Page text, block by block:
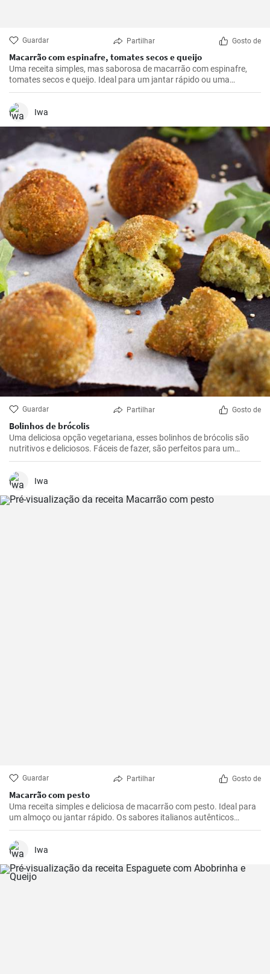
Guardar Partilhar Gosto de
Macarrão com espinafre, tomates secos e queijo
Uma receita simples, mas saborosa de macarrão com espinafre,
tomates secos e queijo. Ideal para um jantar rápido ou uma
refeição noturna.
Iwa
Guardar Partilhar Gosto de
Bolinhos de brócolis
Uma deliciosa opção vegetariana, esses bolinhos de brócolis são
nutritivos e deliciosos. Fáceis de fazer, são perfeitos para um
almoço rápido ou um jantar leve.
Iwa
Guardar Partilhar Gosto de
Macarrão com pesto
Uma receita simples e deliciosa de macarrão com pesto. Ideal para
um almoço ou jantar rápido. Os sabores italianos autênticos
certamente agradarão o seu paladar.
Iwa